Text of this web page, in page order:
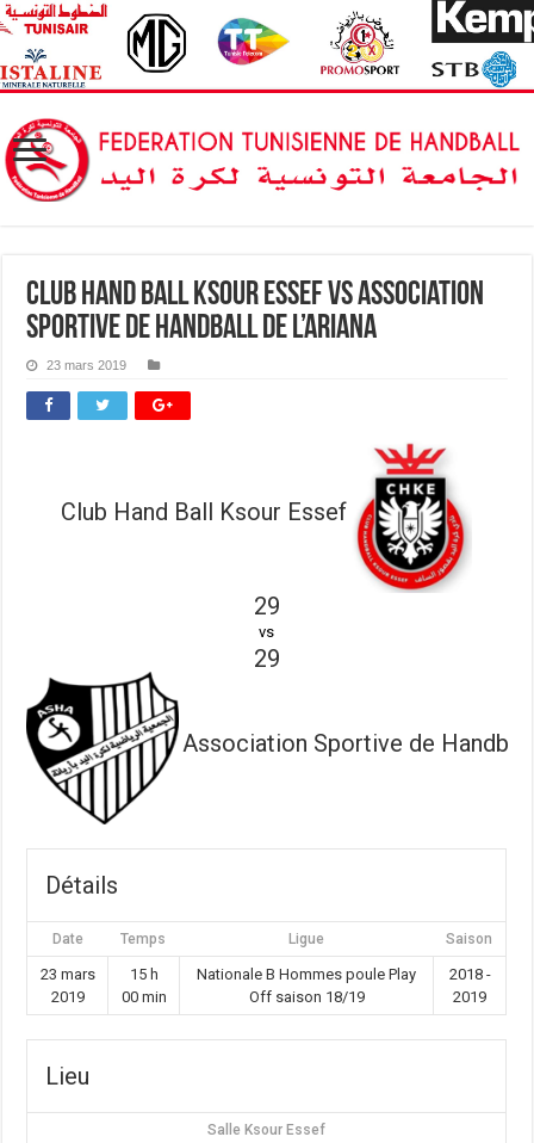
Club Hand Ball Ksour Essef vs Association
Sportive de Handball de l’Ariana
23 mars 2019
Club Hand Ball Ksour Essef
29
vs
29
Association Sportive de Handball
Détails
Date Temps Ligue Saison
23 mars
2019
15 h
00 min
Nationale B Hommes poule Play
Off saison 18/19
2018 -
2019
Lieu
Salle Ksour Essef